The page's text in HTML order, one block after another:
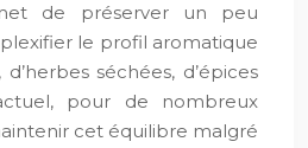
de préserver un peu
le profil aromatique
séchées, d’épices
pour de nombreux
cet équilibre malgré